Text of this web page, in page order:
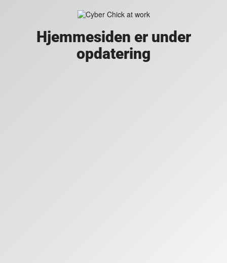
Hjemmesiden er under
opdatering